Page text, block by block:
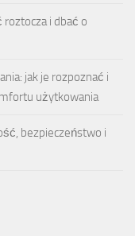
roztocza i dbać o
jak je rozpoznać i
użytkowania
bezpieczeństwo i